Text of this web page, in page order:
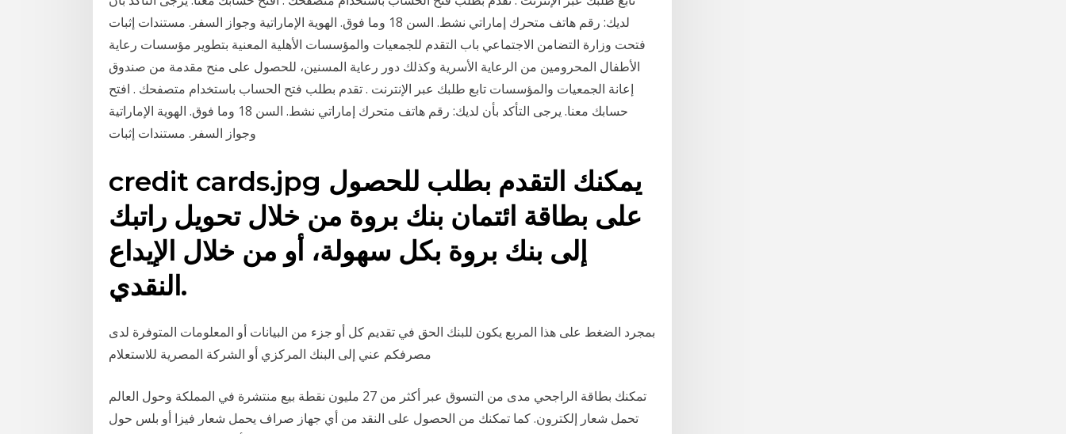
لديك: رقم هاتف متحرك إماراتي نشط. السن 18 وما فوق. الهوية الإماراتية وجواز السفر. مستندات إثبات
فتحت وزارة التضامن الاجتماعي باب التقدم للجمعيات والمؤسسات الأهلية المعنية بتطوير مؤسسات رعاية
الأطفال المحرومين من الرعاية الأسرية وكذلك دور رعاية المسنين، للحصول على منح مقدمة من صندوق
إعانة الجمعيات والمؤسسات تابع طلبك عبر الإنترنت . تقدم بطلب فتح الحساب باستخدام متصفحك . افتح
حسابك معنا. يرجى التأكد بأن لديك: رقم هاتف متحرك إماراتي نشط. السن 18 وما فوق. الهوية الإماراتية
وجواز السفر. مستندات إثبات
credit cards.jpg يمكنك التقدم بطلب للحصول
على بطاقة ائتمان بنك بروة من خلال تحويل راتبك
إلى بنك بروة بكل سهولة، أو من خلال الإيداع
النقدي.
بمجرد الضغط على هذا المربع يكون للبنك الحق في تقديم كل أو جزء من البيانات أو المعلومات المتوفرة لدى
تمكنك بطاقة الراجحي مدى من التسوق عبر أكثر من 27 مليون نقطة بيع منتشرة في المملكة وحول العالم
تحمل شعار إلكترون. كما تمكنك من الحصول على النقد من أي جهاز صراف يحمل شعار فيزا أو بلس حول